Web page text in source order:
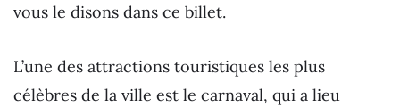
vous le disons dans ce billet.
L’une des attractions touristiques les plus
célèbres de la ville est le carnaval, qui a lieu